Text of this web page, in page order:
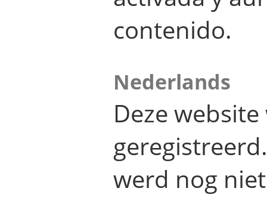
contenido.
Nederlands
Deze
werd nog